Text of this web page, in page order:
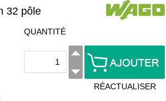
32 pôle
QUANTITÉ
RÉACTUALISER